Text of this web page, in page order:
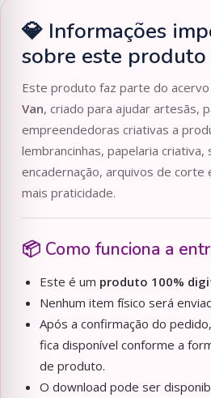
💎 Informações
sobre este
Este produto faz parte do
Van, criado para ajudar artesãs,
empreendedoras criativas a
lembrancinhas, papelaria criativa,
encadernação, arquivos de corte
mais praticidade.
📦 Como funciona a
Este é um produto 100%
Nenhum item físico será
Após a confirmação do
fica disponível conforme a
de produto.
O download pode ser